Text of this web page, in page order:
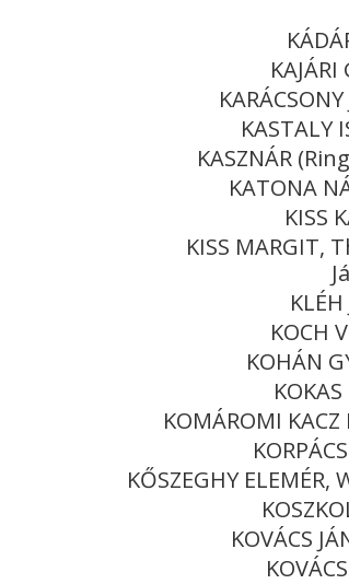
KAJÁRI
KASTALY
KASZNÁR
KATONA
KISS
KISS MARGIT,
KOCH
KOHÁN
KOMÁROMI KACZ
KŐSZEGHY ELEMÉR,
KOVÁCS